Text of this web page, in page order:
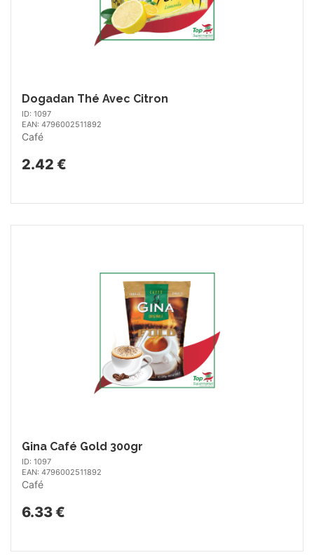
Dogadan Thé Avec Citron
ID: 1097
EAN: 4796002511892
Café
2.42 €
Gina Café Gold 300gr
ID: 1097
EAN: 4796002511892
Café
6.33 €